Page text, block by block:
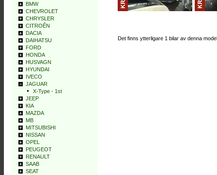
Det finns ytterligare 1 bilar av denna
BMW
CHEVROLET
CHRYSLER
CITROÊN
DACIA
DAIHATSU
FORD
HONDA
HUSVAGN
HYUNDAI
IVECO
JAGUAR
X-Type - 1st
JEEP
KIA
MAZDA
MB
MITSUBISHI
NISSAN
OPEL
PEUGEOT
RENAULT
SAAB
SEAT